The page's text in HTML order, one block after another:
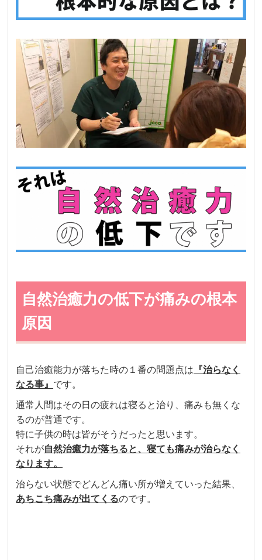
自然治癒力の低下が痛みの根本
原因
自己治癒能力が落ちた時の１番の問題点は 『治らなく
なる事』 です。
通常人間はその日の疲れは寝ると治り、痛みも無くな
るのが普通です。
特に子供の時は皆がそうだったと思います。
それが自然治癒力が落ちると、寝ても痛みが治らなく
なります。
治らない状態でどんどん痛い所が増えていった結果、
あちこち痛みが出てくるのです。